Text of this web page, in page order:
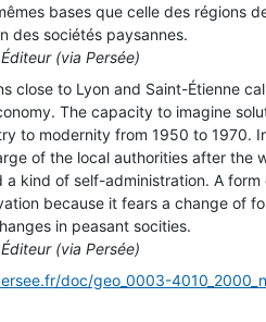
bases que celle des régions
des sociétés paysannes.
(via Persée)
close to Lyon and Saint-Étienne
The capacity to imagine
to modernity from 1950 to 1970.
of the local authorities after the
a kind of self-administration. A
because it fears a change of
in peasant socities.
(via Persée)
doc/geo_0003-